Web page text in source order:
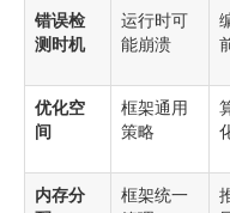
错误检
测时机
运行时可
能崩溃
优化空
间
框架通用
策略
内存分
框架统一